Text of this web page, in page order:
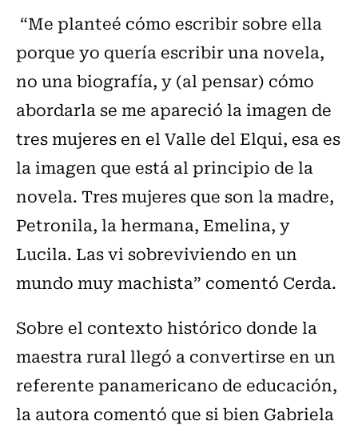
“Me planteé cómo escribir sobre ella
porque yo quería escribir una novela,
no una biografía, y (al pensar) cómo
abordarla se me apareció la imagen de
tres mujeres en el Valle del Elqui, esa es
la imagen que está al principio de la
novela. Tres mujeres que son la madre,
Petronila, la hermana, Emelina, y
Lucila. Las vi sobreviviendo en un
mundo muy machista” comentó Cerda.
Sobre el contexto histórico donde la
maestra rural llegó a convertirse en un
referente panamericano de educación,
la autora comentó que si bien Gabriela